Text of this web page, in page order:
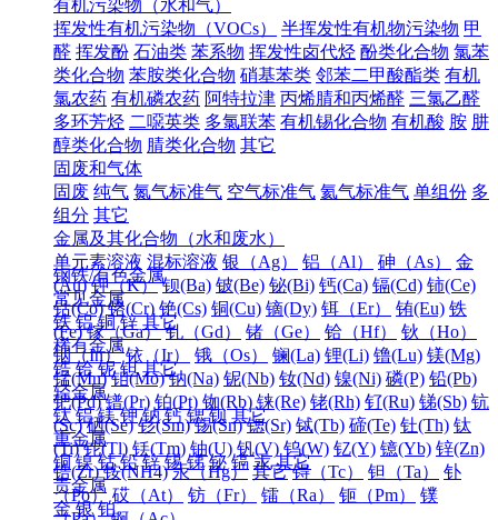
有机污染物（水和气）
挥发性有机污染物（VOCs）
半挥发性有机物污染物 甲
醛 挥发酚 石油类 苯系物 挥发性卤代烃 酚类化合物 氯苯
类化合物 苯胺类化合物 硝基苯类 邻苯二甲酸酯类 有机
氯农药 有机磷农药 阿特拉津 丙烯腈和丙烯醛 三氯乙醛
多环芳烃 二噁英类 多氯联苯 有机锡化合物 有机酸 胺 肼
醇类化合物 腈类化合物 其它
固废和气体
固废 纯气 氮气标准气 空气标准气 氦气标准气 单组份 多
组分 其它
金属及其化合物（水和废水）
单元素溶液 混标溶液 银（Ag） 铝（Al） 砷（As）
金
(Au) 钾（K） 钡(Ba) 铍(Be) 铋(Bi) 钙(Ca) 镉(Cd) 铈(Ce)
钴(Co) 铬(Cr) 铯(Cs) 铜(Cu) 镝(Dy) 铒（Er） 铕(Eu) 铁
(Fe) 镓（Ga） 钆（Gd） 锗（Ge） 铪（Hf）
钬（Ho）
铟（In） 铱（Ir） 锇（Os） 镧(La) 锂(Li) 镥(Lu) 镁(Mg)
锰(Mn) 钼(Mo) 钠(Na) 铌(Nb) 钕(Nd) 镍(Ni) 磷(P) 铅(Pb)
钯(Pd) 镨(Pr) 铂(Pt) 铷(Rb) 铼(Re) 铑(Rh) 钌(Ru) 锑(Sb) 钪
(Sc) 硒(Se) 钐(Sm) 锡(Sn) 锶(Sr) 铽(Tb) 碲(Te) 钍(Th) 钛
(Ti) 铊(Tl) 铥(Tm) 铀(U) 钒(V) 钨(W) 钇(Y) 镱(Yb) 锌(Zn)
锆(Zr) 铵(NH4) 汞（Hg） 其它 锝（Tc） 钽（Ta）
钋
（Po） 砹（At） 钫（Fr） 镭（Ra） 钷（Pm）
镤
钢铁/有色金属
常见金属
铁 铝 铜 锌 其它
稀有金属
锆 铪 铌 钽 其它
轻金属
钛 铝 镁 钾 钠 钙 锶 钡 其它
重金属
铜 镍 钴 铅 锌 锡 锑 铋 镉 汞 其它
贵金属
金 银 铂